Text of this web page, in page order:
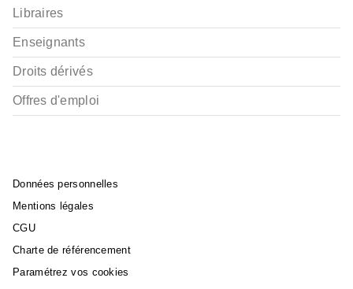
Libraires
Enseignants
Droits dérivés
Offres d'emploi
Données personnelles
Mentions légales
CGU
Charte de référencement
Paramétrez vos cookies